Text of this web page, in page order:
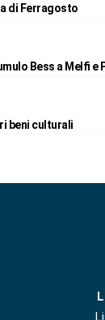
di Ferragosto
Bess a Melfi e
beni culturali